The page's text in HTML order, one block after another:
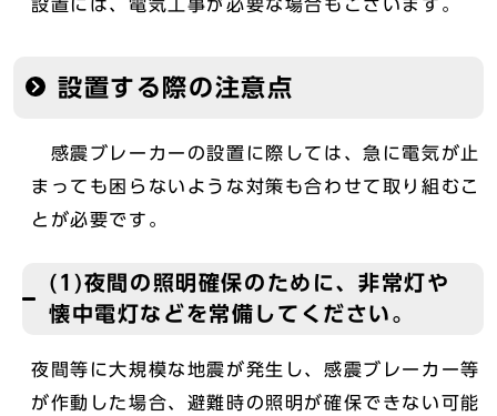
設置には、電気工事が必要な場合もございます。
設置する際の注意点
感震ブレーカーの設置に際しては、急に電気が止
まっても困らないような対策も合わせて取り組むこ
とが必要です。
(1)夜間の照明確保のために、非常灯や
懐中電灯などを常備してください。
夜間等に大規模な地震が発生し、感震ブレーカー等
が作動した場合、避難時の照明が確保できない可能